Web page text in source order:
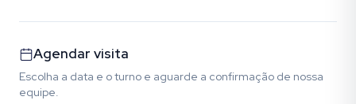
Agendar visita
Escolha a data e o turno e aguarde a confirmação de nossa
equipe.